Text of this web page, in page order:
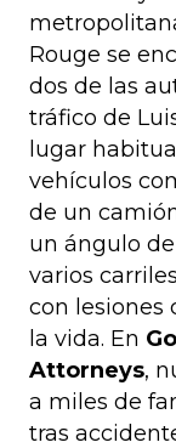
Rouge se
dos de las
tráfico de
lugar
vehículos
de un
un ángulo
varios
con lesiones
la vida. En
Attorneys,
a miles de
tras